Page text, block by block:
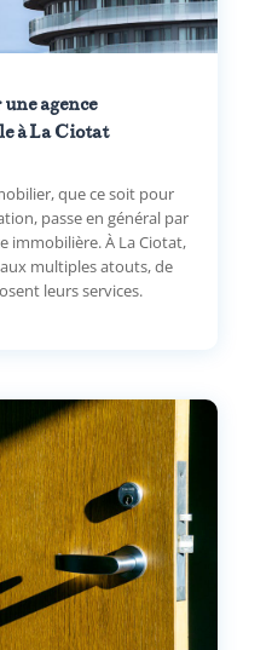
agence
à La Ciotat
que ce soit pour
passe en général par
immobilière. À La Ciotat,
multiples atouts, de
leurs services.